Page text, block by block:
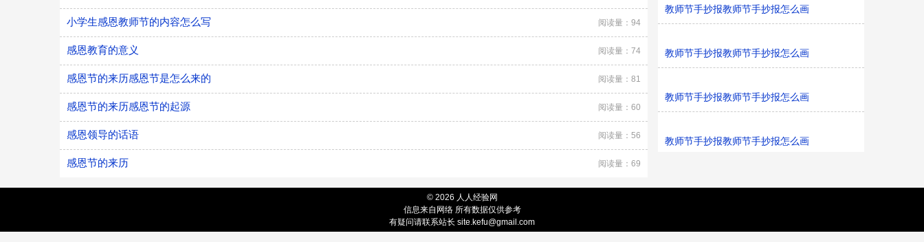
小学生感恩教师节的内容怎么写 阅读量：94
感恩教育的意义 阅读量：74
感恩节的来历感恩节是怎么来的 阅读量：81
感恩节的来历感恩节的起源 阅读量：60
感恩领导的话语 阅读量：56
感恩节的来历 阅读量：69
教师节手抄报教师节手抄报怎么画
教师节手抄报教师节手抄报怎么画
教师节手抄报教师节手抄报怎么画
教师节手抄报教师节手抄报怎么画
© 2026 人人经验网
信息来自网络 所有数据仅供参考
有疑问请联系站长 site.kefu@gmail.com